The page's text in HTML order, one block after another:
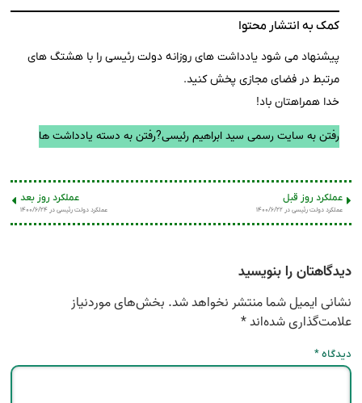
کمک به انتشار محتوا
پیشنهاد می شود یادداشت های روزانه دولت رئیسی را با هشتگ های
مرتبط در فضای مجازی پخش کنید.
خدا همراهتان باد!
رفتن به سایت رسمی سید ابراهیم رئیسی?رفتن به دسته یادداشت ها
عملکرد روز قبل
عملکرد دولت رئیسی در ۱۴۰۰/۶/۲۲
عملکرد روز بعد
عملکرد دولت رئیسی در ۱۴۰۰/۶/۲۴
دیدگاهتان را بنویسید
نشانی ایمیل شما منتشر نخواهد شد. بخش‌های موردنیاز
علامت‌گذاری شده‌اند*
دیدگاه*